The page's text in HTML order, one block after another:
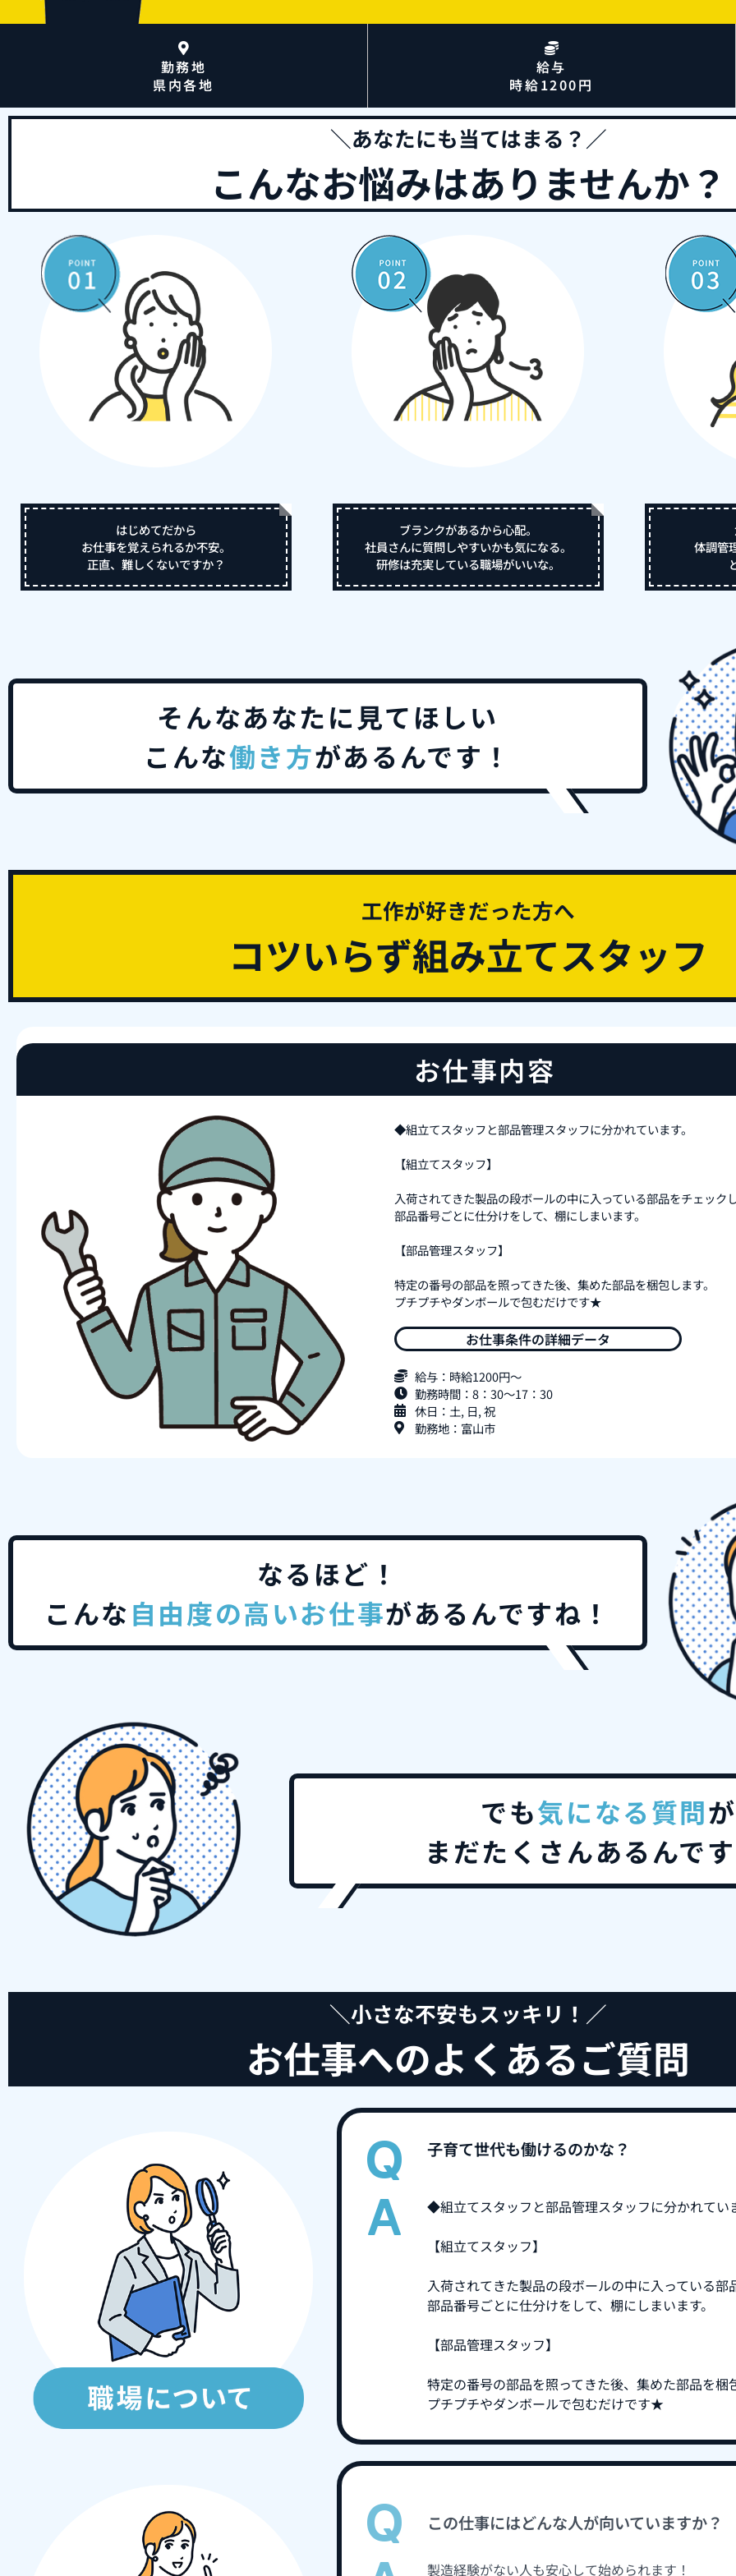
勤務地
県内各地
給与
時給1200円
＼あなたにも当てはまる？／
こんなお悩みはありませんか？
はじめてだから
お仕事を覚えられるか不安。
正直、難しくないですか？
ブランクがあるから心配。
社員さんに質問しやすいかも気になる。
研修は充実している職場がいいな。
体調管
そんなあなたに見てほしい
こんな働き方があるんです！
工作が好きだった方へ
コツいらず組み立てスタッフ
お仕事内容
◆組立てスタッフと部品管理スタッフに分かれています。
【組立てスタッフ】
入荷されてきた製品の段ボールの中に入っている部品をチェック
部品番号ごとに仕分けをして、棚にしまいます。
【部品管理スタッフ】
特定の番号の部品を照ってきた後、集めた部品を梱包します。
プチプチやダンボールで包むだけです★
お仕事条件の詳細データ
給与：時給1200円～
勤務時間：8：30～17：30
休日：土, 日, 祝
勤務地：富山市
なるほど！
こんな自由度の高いお仕事があるんですね！
でも気になる質問が
まだたくさんあるんで
＼小さな不安もスッキリ！／
お仕事へのよくあるご質問
子育て世代も働けるのかな？
◆組立てスタッフと部品管理スタッフに分かれてい
【組立てスタッフ】
入荷されてきた製品の段ボールの中に入っている部
部品番号ごとに仕分けをして、棚にしまいます。
【部品管理スタッフ】
特定の番号の部品を照ってきた後、集めた部品を梱
プチプチやダンボールで包むだけです★
この仕事にはどんな人が向いていますか？
製造経験がない人も安心して始められます！